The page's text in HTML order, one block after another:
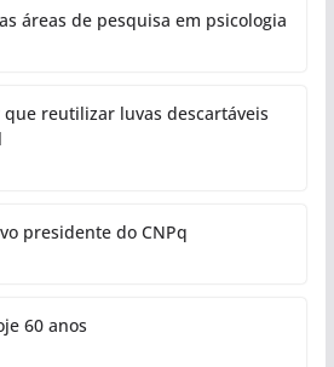
áreas de pesquisa em psicologia
reutilizar luvas descartáveis
presidente do CNPq
60 anos